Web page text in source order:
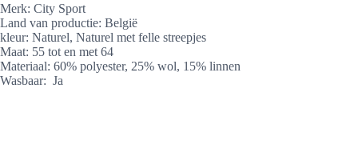
Merk: City Sport
Land van productie: België
kleur: Naturel, Naturel met felle streepjes
Maat: 55 tot en met 64
Materiaal: 60% polyester, 25% wol, 15% linnen
Wasbaar: Ja